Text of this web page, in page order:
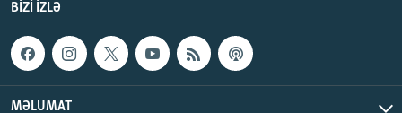
BIZI IZLƏ
MƏLUMAT